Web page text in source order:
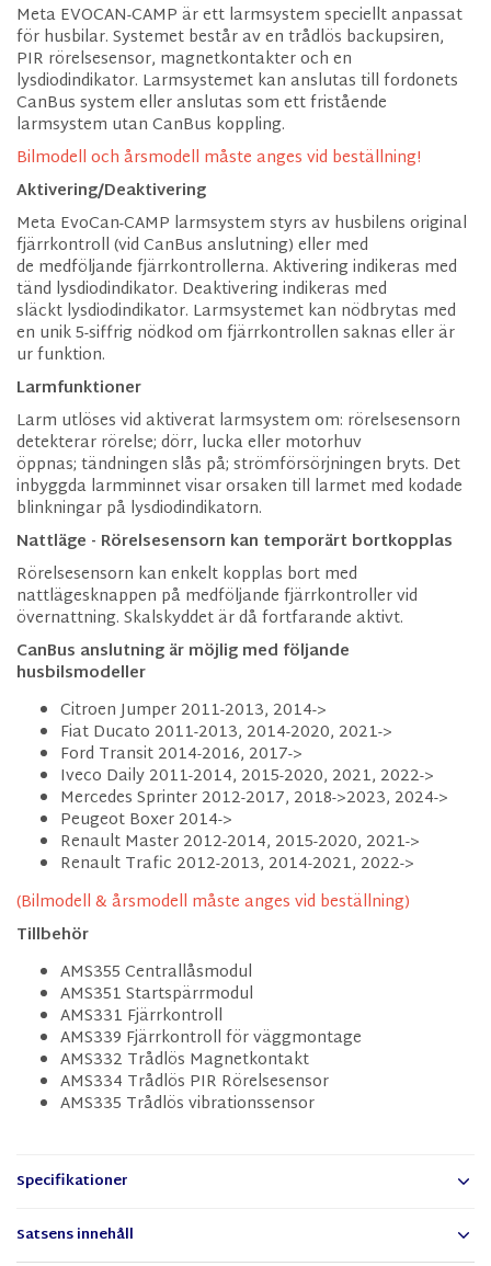
Specifikationer
Satsens innehåll
Meta EVOCAN-CAMP är ett larmsystem speciellt anpassat
för husbilar. Systemet består av en trådlös backupsiren,
PIR rörelsesensor, magnetkontakter och en
lysdiodindikator. Larmsystemet kan anslutas till fordonets
CanBus system eller anslutas som ett fristående
larmsystem utan CanBus koppling.
Bilmodell och årsmodell måste anges vid beställning!
Aktivering/Deaktivering
Meta EvoCan-CAMP larmsystem styrs av husbilens original
fjärrkontroll (vid CanBus anslutning) eller med
de medföljande fjärrkontrollerna. Aktivering indikeras med
tänd lysdiodindikator. Deaktivering indikeras med
släckt lysdiodindikator. Larmsystemet kan nödbrytas med
en unik 5-siffrig nödkod om fjärrkontrollen saknas eller är
ur funktion.
Larmfunktioner
Larm utlöses vid aktiverat larmsystem om: rörelsesensorn
detekterar rörelse; dörr, lucka eller motorhuv
öppnas; tändningen slås på; strömförsörjningen bryts. Det
inbyggda larmminnet visar orsaken till larmet med kodade
blinkningar på lysdiodindikatorn.
Nattläge - Rörelsesensorn kan temporärt bortkopplas
Rörelsesensorn kan enkelt kopplas bort med
nattlägesknappen på medföljande fjärrkontroller vid
övernattning. Skalskyddet är då fortfarande aktivt.
CanBus anslutning är möjlig med följande
husbilsmodeller
Citroen Jumper 2011-2013, 2014->
Fiat Ducato 2011-2013, 2014-2020, 2021->
Ford Transit 2014-2016, 2017->
Iveco Daily 2011-2014, 2015-2020, 2021, 2022->
Mercedes Sprinter 2012-2017, 2018->2023, 2024->
Peugeot Boxer 2014->
Renault Master 2012-2014, 2015-2020, 2021->
Renault Trafic 2012-2013, 2014-2021, 2022->
(Bilmodell & årsmodell måste anges vid beställning)
Tillbehör
AMS355 Centrallåsmodul
AMS351 Startspärrmodul
AMS331 Fjärrkontroll
AMS339 Fjärrkontroll för väggmontage
AMS332 Trådlös Magnetkontakt
AMS334 Trådlös PIR Rörelsesensor
AMS335 Trådlös vibrationssensor